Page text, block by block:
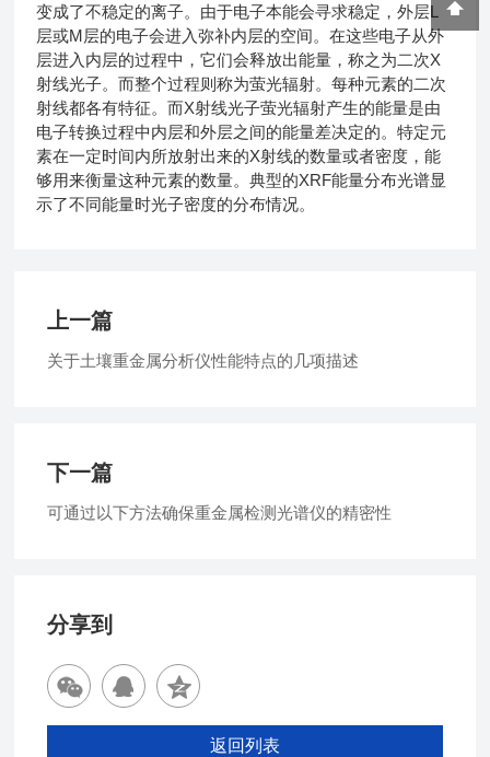
变成了不稳定的离子。由于电子本能会寻求稳定，外层L
层或M层的电子会进入弥补内层的空间。在这些电子从外
层进入内层的过程中，它们会释放出能量，称之为二次X
射线光子。而整个过程则称为萤光辐射。每种元素的二次
射线都各有特征。而X射线光子萤光辐射产生的能量是由
电子转换过程中内层和外层之间的能量差决定的。特定元
素在一定时间内所放射出来的X射线的数量或者密度，能
够用来衡量这种元素的数量。典型的XRF能量分布光谱显
示了不同能量时光子密度的分布情况。
上一篇
关于土壤重金属分析仪性能特点的几项描述
下一篇
可通过以下方法确保重金属检测光谱仪的精密性
分享到
返回列表